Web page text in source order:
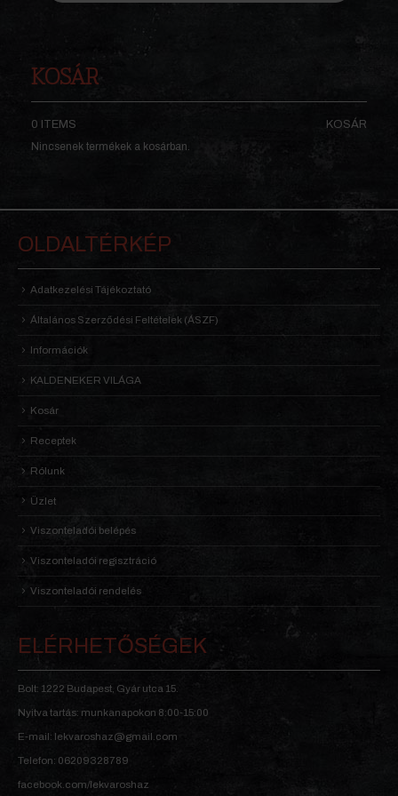
KOSÁR
0 ITEMS
KOSÁR
Nincsenek termékek a kosárban.
OLDALTÉRKÉP
Adatkezelési Tájékoztató
Általános Szerződési Feltételek (ÁSZF)
Információk
KALDENEKER VILÁGA
Kosár
Receptek
Rólunk
Üzlet
Viszonteladói belépés
Viszonteladói regisztráció
Viszonteladói rendelés
ELÉRHETŐSÉGEK
Bolt: 1222 Budapest, Gyár utca 15.
Nyitva tartás: munkanapokon 8:00-15:00
E-mail: lekvaroshaz@gmail.com
Telefon: 06209328789
facebook.com/lekvaroshaz